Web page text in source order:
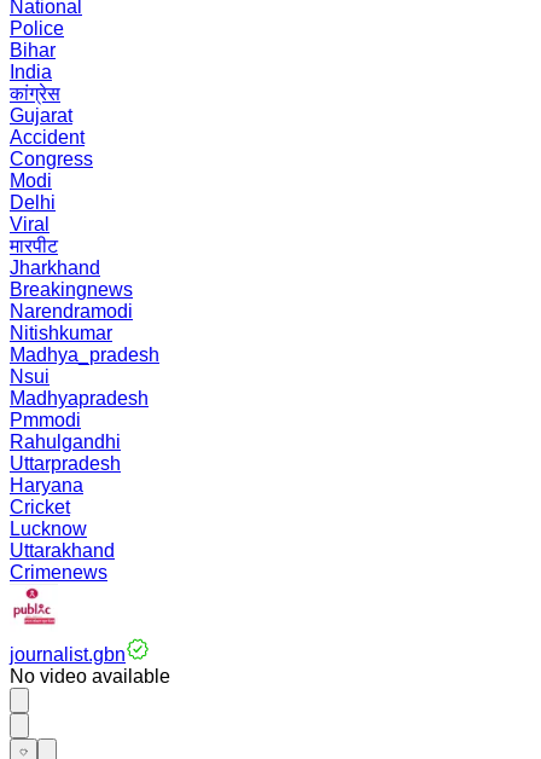
National
Police
Bihar
India
कांग्रेस
Gujarat
Accident
Congress
Modi
Delhi
Viral
मारपीट
Jharkhand
Breakingnews
Narendramodi
Nitishkumar
Madhya_pradesh
Nsui
Madhyapradesh
Pmmodi
Rahulgandhi
Uttarpradesh
Haryana
Cricket
Lucknow
Uttarakhand
Crimenews
journalist.gbn
No video available